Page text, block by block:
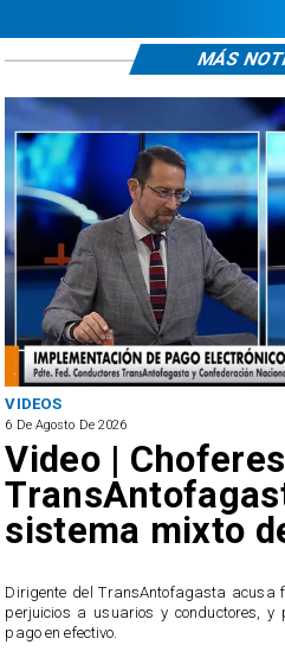
VIDEOS
6 De Agosto De 2026
Video |
sistema mixto
​Dirigente del TransAntofagasta acusa
perjuicios a usuarios y conductores, y
pago en efectivo.
MÁS